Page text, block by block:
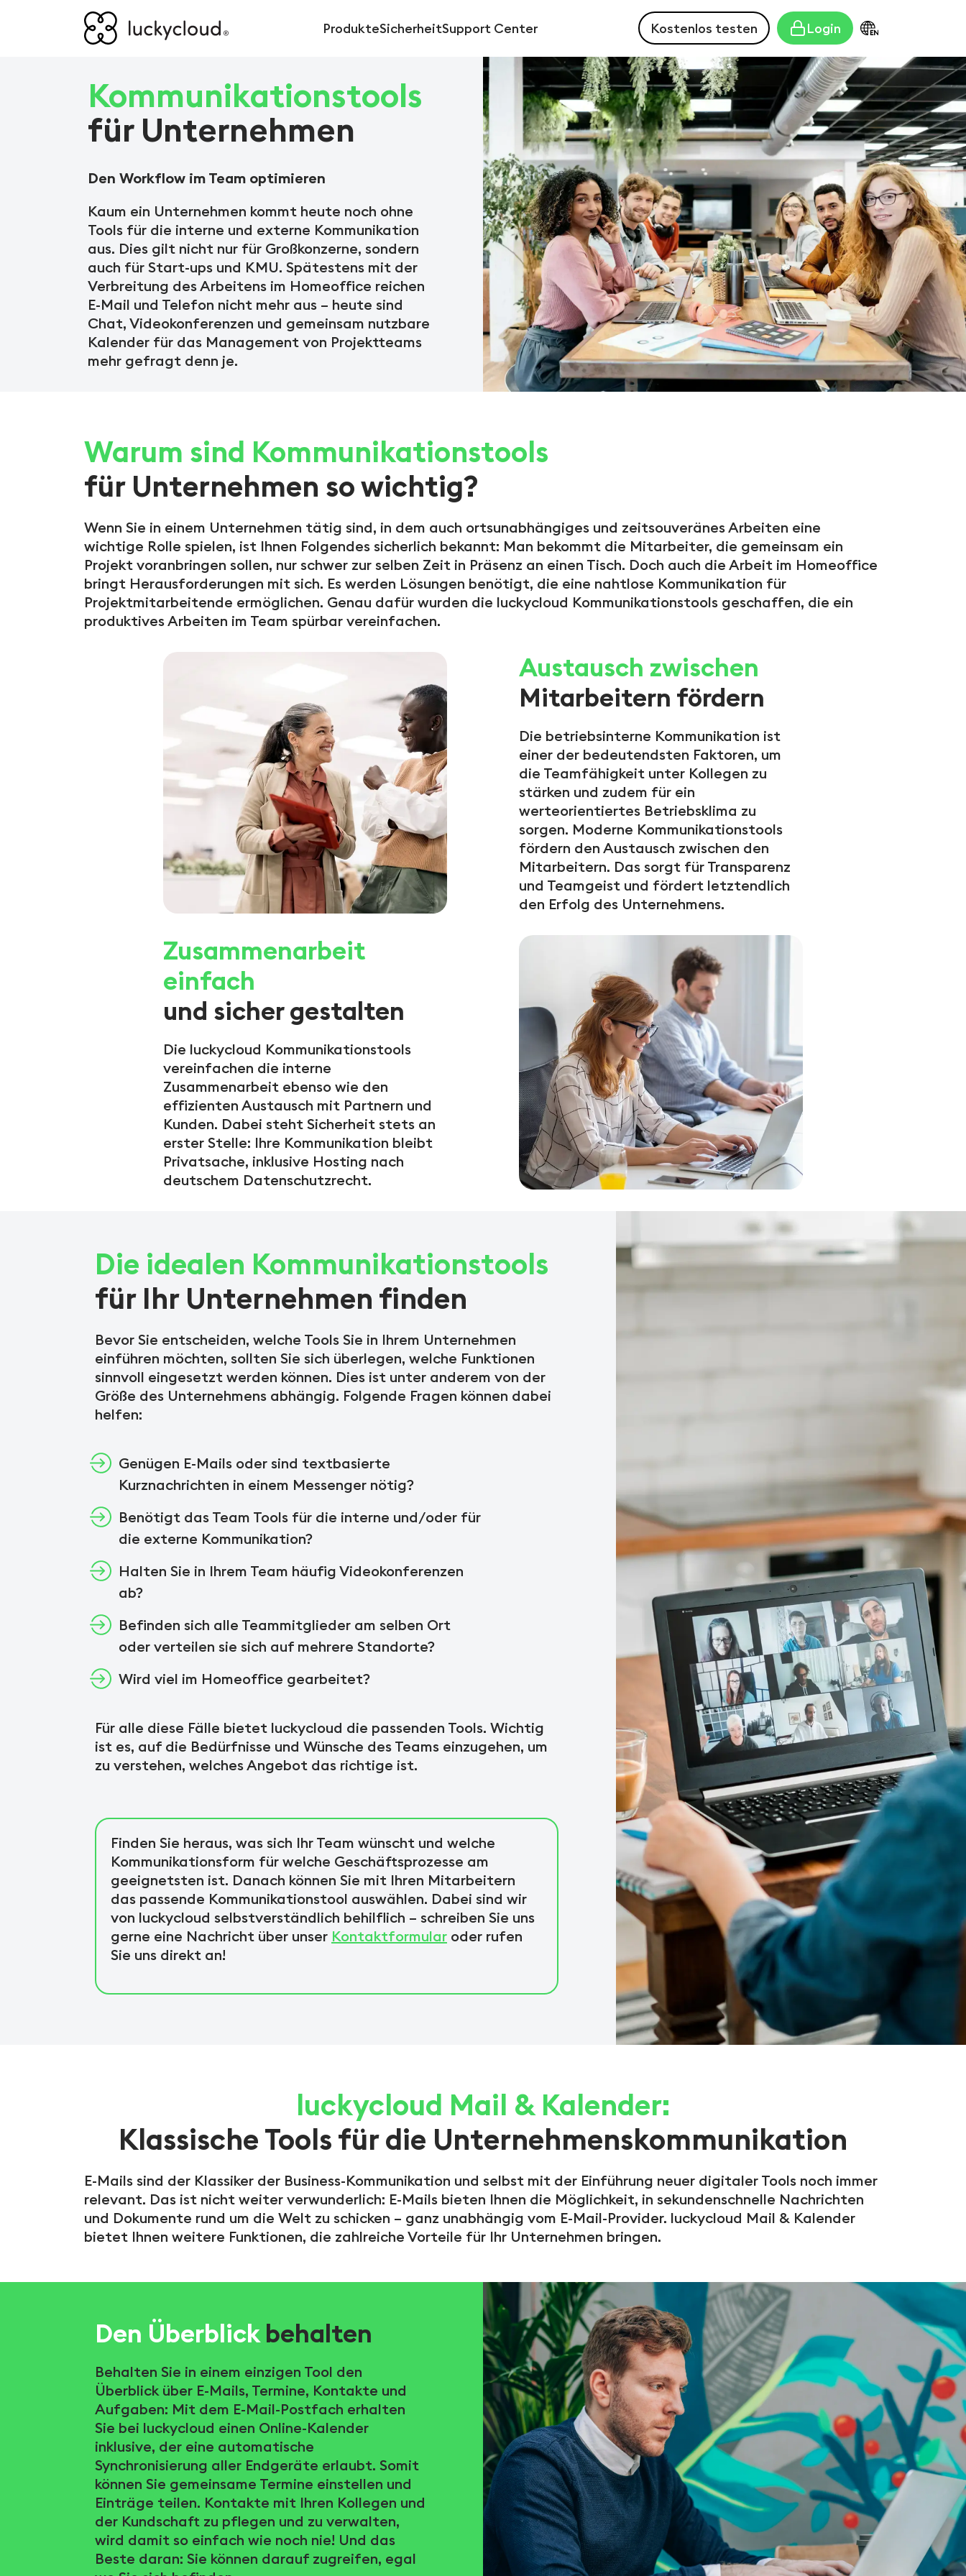
ProdukteSicherheitSupport Center Kostenlos testen Login
Kommunikationstools
für Unternehmen
Den Workflow im Team optimieren
Kaum ein Unternehmen kommt heute noch ohne
Tools für die interne und externe Kommunikation
aus. Dies gilt nicht nur für Großkonzerne, sondern
auch für Start-ups und KMU. Spätestens mit der
Verbreitung des Arbeitens im Homeoffice reichen
E-Mail und Telefon nicht mehr aus – heute sind
Chat, Videokonferenzen und gemeinsam nutzbare
Kalender für das Management von Projektteams
mehr gefragt denn je.
Warum sind Kommunikationstools
für Unternehmen so wichtig?
Wenn Sie in einem Unternehmen tätig sind, in dem auch ortsunabhängiges und zeitsouveränes Arbeiten eine
wichtige Rolle spielen, ist Ihnen Folgendes sicherlich bekannt: Man bekommt die Mitarbeiter, die gemeinsam ein
Projekt voranbringen sollen, nur schwer zur selben Zeit in Präsenz an einen Tisch. Doch auch die Arbeit im Homeoffice
bringt Herausforderungen mit sich. Es werden Lösungen benötigt, die eine nahtlose Kommunikation für
Projektmitarbeitende ermöglichen. Genau dafür wurden die luckycloud Kommunikationstools geschaffen, die ein
produktives Arbeiten im Team spürbar vereinfachen.
Austausch zwischen
Mitarbeitern fördern
Die betriebsinterne Kommunikation ist
einer der bedeutendsten Faktoren, um
die Teamfähigkeit unter Kollegen zu
stärken und zudem für ein
werteorientiertes Betriebsklima zu
sorgen. Moderne Kommunikationstools
fördern den Austausch zwischen den
Mitarbeitern. Das sorgt für Transparenz
und Teamgeist und fördert letztendlich
den Erfolg des Unternehmens.
Zusammenarbeit
einfach
und sicher gestalten
Die luckycloud Kommunikationstools
vereinfachen die interne
Zusammenarbeit ebenso wie den
effizienten Austausch mit Partnern und
Kunden. Dabei steht Sicherheit stets an
erster Stelle: Ihre Kommunikation bleibt
Privatsache, inklusive Hosting nach
deutschem Datenschutzrecht.
Die idealen Kommunikationstools
für Ihr Unternehmen finden
Bevor Sie entscheiden, welche Tools Sie in Ihrem Unternehmen
einführen möchten, sollten Sie sich überlegen, welche Funktionen
sinnvoll eingesetzt werden können. Dies ist unter anderem von der
Größe des Unternehmens abhängig. Folgende Fragen können dabei
helfen:
Genügen E-Mails oder sind textbasierte
Kurznachrichten in einem Messenger nötig?
Benötigt das Team Tools für die interne und/oder für
die externe Kommunikation?
Halten Sie in Ihrem Team häufig Videokonferenzen
ab?
Befinden sich alle Teammitglieder am selben Ort
oder verteilen sie sich auf mehrere Standorte?
Wird viel im Homeoffice gearbeitet?
Für alle diese Fälle bietet luckycloud die passenden Tools. Wichtig
ist es, auf die Bedürfnisse und Wünsche des Teams einzugehen, um
zu verstehen, welches Angebot das richtige ist.
Finden Sie heraus, was sich Ihr Team wünscht und welche
Kommunikationsform für welche Geschäftsprozesse am
geeignetsten ist. Danach können Sie mit Ihren Mitarbeitern
das passende Kommunikationstool auswählen. Dabei sind wir
von luckycloud selbstverständlich behilflich – schreiben Sie uns
gerne eine Nachricht über unser Kontaktformular oder rufen
Sie uns direkt an!
luckycloud Mail & Kalender:
Klassische Tools für die Unternehmenskommunikation
E-Mails sind der Klassiker der Business-Kommunikation und selbst mit der Einführung neuer digitaler Tools noch immer
relevant. Das ist nicht weiter verwunderlich: E-Mails bieten Ihnen die Möglichkeit, in sekundenschnelle Nachrichten
und Dokumente rund um die Welt zu schicken – ganz unabhängig vom E-Mail-Provider. luckycloud Mail & Kalender
bietet Ihnen weitere Funktionen, die zahlreiche Vorteile für Ihr Unternehmen bringen.
Den Überblickbehalten
Behalten Sie in einem einzigen Tool den
Überblick über E-Mails, Termine, Kontakte und
Aufgaben: Mit dem E-Mail-Postfach erhalten
Sie bei luckycloud einen Online-Kalender
inklusive, der eine automatische
Synchronisierung aller Endgeräte erlaubt. Somit
können Sie gemeinsame Termine einstellen und
Einträge teilen. Kontakte mit Ihren Kollegen und
der Kundschaft zu pflegen und zu verwalten,
wird damit so einfach wie noch nie! Und das
Beste daran: Sie können darauf zugreifen, egal